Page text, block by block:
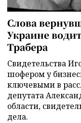
Слова
Украине
Трабера
Свидетельства
шофером у
ключевыми в
депутата
области,
дела.